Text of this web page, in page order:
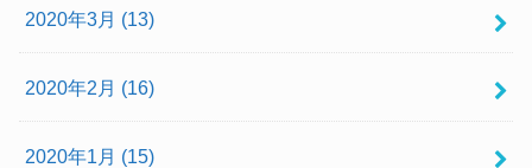
2020年3月 (13)
2020年2月 (16)
2020年1月 (15)